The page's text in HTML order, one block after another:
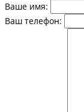
Ваше имя:
Ваш телефон: